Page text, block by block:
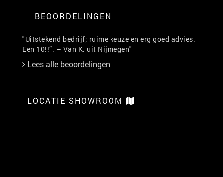
BEOORDELINGEN
"Uitstekend bedrijf; ruime keuze en erg goed advies.
Een 10!!”. – Van K. uit Nijmegen"
Lees alle beoordelingen
LOCATIE SHOWROOM